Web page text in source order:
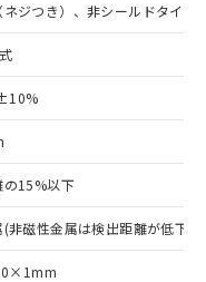
ジつき）、非シールドタイプ
の15%以下
(非磁性金属は検出距離が低下し